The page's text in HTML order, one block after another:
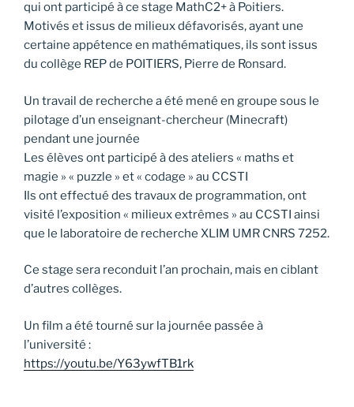
qui ont participé à ce stage MathC2+ à Poitiers.
Motivés et issus de milieux défavorisés, ayant une
certaine appétence en mathématiques, ils sont issus
du collège REP de POITIERS, Pierre de Ronsard.
Un travail de recherche a été mené en groupe sous le
pilotage d’un enseignant-chercheur (Minecraft)
pendant une journée
Les élèves ont participé à des ateliers « maths et
magie » « puzzle » et « codage » au CCSTI
Ils ont effectué des travaux de programmation, ont
visité l’exposition « milieux extrêmes » au CCSTI ainsi
que le laboratoire de recherche XLIM UMR CNRS 7252.
Ce stage sera reconduit l’an prochain, mais en ciblant
d’autres collèges.
Un film a été tourné sur la journée passée à
l’université :
https://youtu.be/Y63ywfTB1rk